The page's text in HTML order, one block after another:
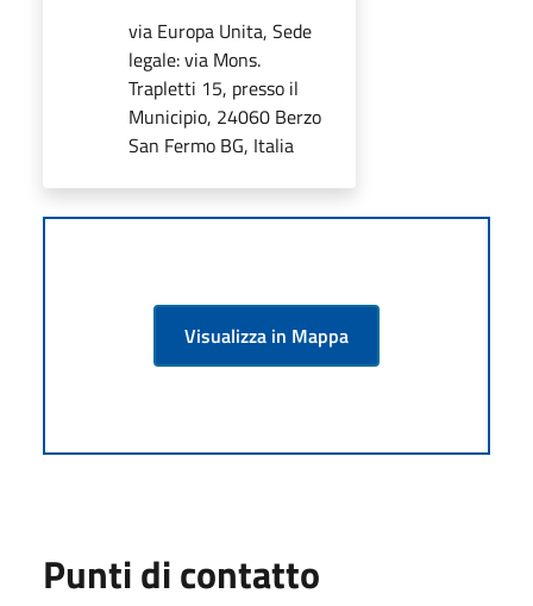
via Europa Unita, Sede
legale: via Mons.
Trapletti 15, presso il
Municipio, 24060 Berzo
San Fermo BG, Italia
Visualizza in Mappa
Punti di contatto